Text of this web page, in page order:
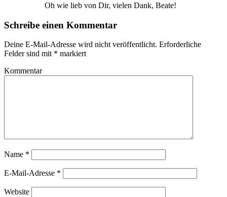
Oh wie lieb von Dir, vielen Dank, Beate!
Schreibe einen Kommentar
Deine E-Mail-Adresse wird nicht veröffentlicht. Erforderliche
Felder sind mit * markiert
Kommentar
Name *
E-Mail-Adresse *
Website